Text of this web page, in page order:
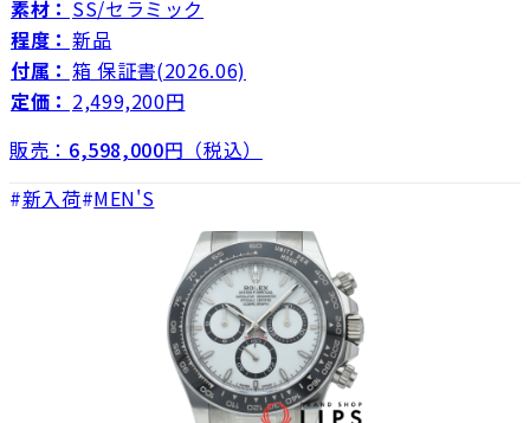
素材： SS/セラミック
程度： 新品
付属： 箱 保証書(2026.06)
定価： 2,499,200円
販売： 6,598,000円（税込）
新入荷 MEN'S